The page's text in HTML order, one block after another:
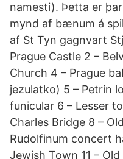
namesti). Þetta er
mynd af bænum á
af St Tyn gagnvart
Prague Castle 2 –
Church 4 – Prague
jezulatko) 5 – Petrin
funicular 6 – Lesser
Charles Bridge 8 –
Rudolfinum concert
Jewish Town 11 –